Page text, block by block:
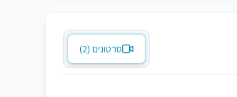
סרטונים (2)